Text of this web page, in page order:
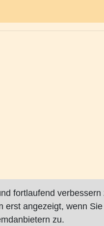
fortlaufend
erst angezeigt, wenn
zu.